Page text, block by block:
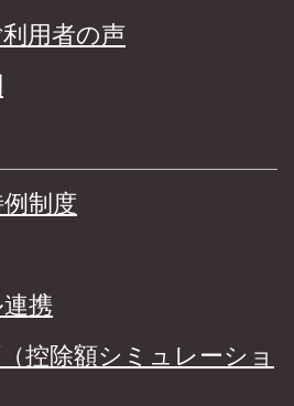
用者の声
制度
携
控除額シミュレーショ